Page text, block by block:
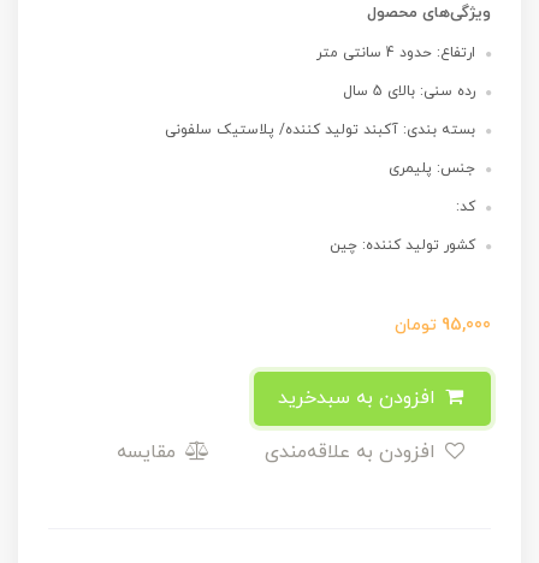
ویژگی‌های محصول
ارتفاع: حدود 4 سانتی متر
رده سنی: بالای 5 سال
بسته بندی: آکبند تولید کننده/ پلاستیک سلفونی
جنس: پلیمری
کد:
کشور تولید کننده: چین
95,000 تومان
مقایسه